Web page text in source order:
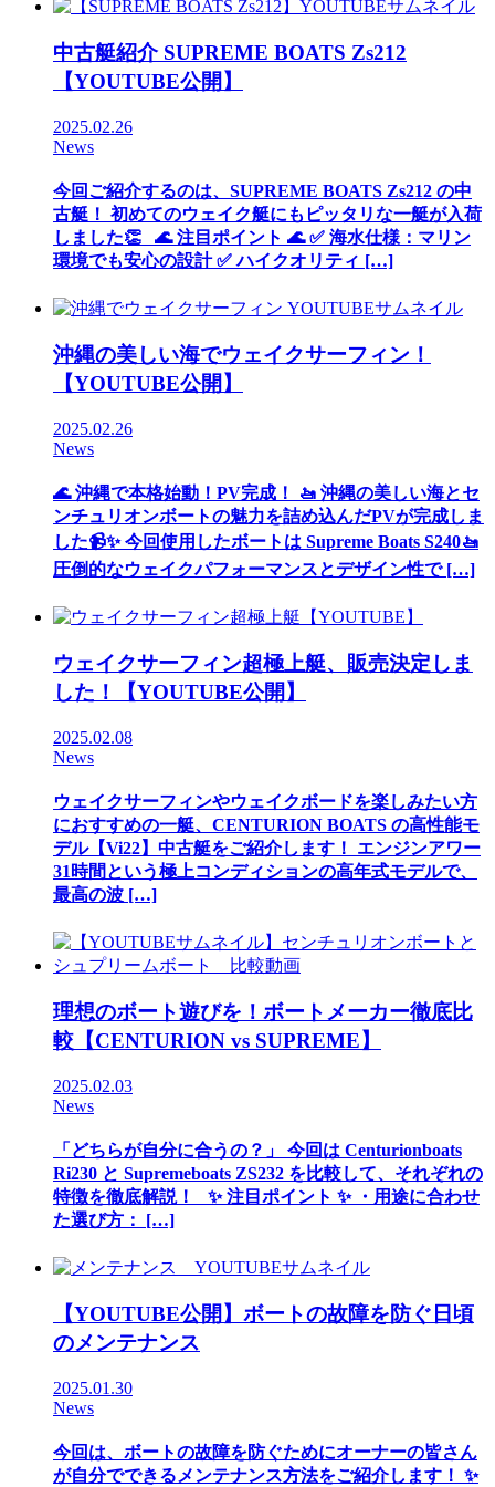
中古艇紹介 SUPREME BOATS Zs212
【YOUTUBE公開】
2025.02.26
News
今回ご紹介するのは、SUPREME BOATS Zs212 の中
古艇！ 初めてのウェイク艇にもピッタリな一艇が入荷
しました👏 🌊 注目ポイント 🌊 ✅ 海水仕様：マリン
環境でも安心の設計 ✅ ハイクオリティ […]
沖縄の美しい海でウェイクサーフィン！
【YOUTUBE公開】
2025.02.26
News
🌊 沖縄で本格始動！PV完成！ 🚤 沖縄の美しい海とセ
ンチュリオンボートの魅力を詰め込んだPVが完成しま
した📹✨ 今回使用したボートは Supreme Boats S240🚤
圧倒的なウェイクパフォーマンスとデザイン性で […]
ウェイクサーフィン超極上艇、販売決定しま
した！【YOUTUBE公開】
2025.02.08
News
ウェイクサーフィンやウェイクボードを楽しみたい方
におすすめの一艇、CENTURION BOATS の高性能モ
デル【Vi22】中古艇をご紹介します！ エンジンアワー
31時間という極上コンディションの高年式モデルで、
最高の波 […]
理想のボート遊びを！ボートメーカー徹底比
較【CENTURION vs SUPREME】
2025.02.03
News
「どちらが自分に合うの？」 今回は Centurionboats
Ri230 と Supremeboats ZS232 を比較して、それぞれの
特徴を徹底解説！ ✨ 注目ポイント ✨ ・用途に合わせ
た選び方： […]
【YOUTUBE公開】ボートの故障を防ぐ日頃
のメンテナンス
2025.01.30
News
今回は、ボートの故障を防ぐためにオーナーの皆さん
が自分でできるメンテナンス方法をご紹介します！ ✨